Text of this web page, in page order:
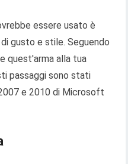
essere usato è
gusto e stile. Seguendo
quest'arma alla tua
passaggi sono stati
e 2010 di Microsoft